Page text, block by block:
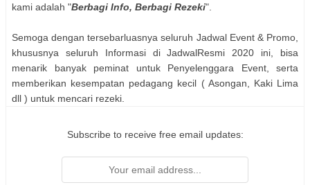
kami adalah "Berbagi Info, Berbagi Rezeki".
Semoga dengan tersebarluasnya seluruh Jadwal Event & Promo,
khususnya seluruh Informasi di JadwalResmi 2020 ini, bisa
menarik banyak peminat untuk Penyelenggara Event, serta
memberikan kesempatan pedagang kecil ( Asongan, Kaki Lima
dll ) untuk mencari rezeki.
Subscribe to receive free email updates: